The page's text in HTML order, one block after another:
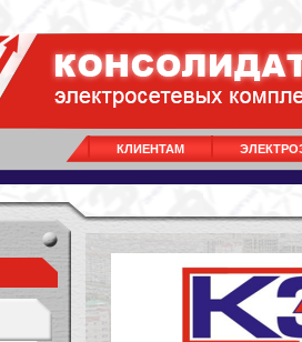
КЛИЕНТАМ